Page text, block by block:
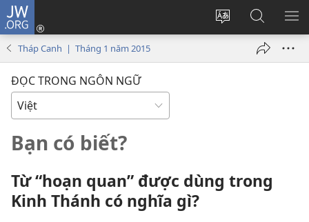
JW.ORG
Thay
Đăng
nhập
Tìm
kiếm
JW.ORG
Tháp Canh | Tháng 1 năm 2015
ĐỌC TRONG NGÔN NGỮ
Bạn có biết?
Từ “hoạn quan” được dùng trong
Kinh Thánh có nghĩa gì?